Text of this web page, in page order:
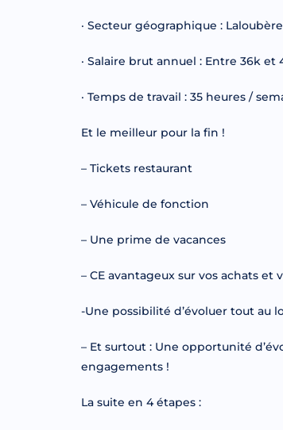
· Secteur géographique :
· Salaire brut annuel : Entre 36k
· Temps de travail : 35 heures /
Et le meilleur pour la fin !
– Tickets restaurant
– Véhicule de fonction
– Une prime de vacances
– CE avantageux sur vos achats et
-Une possibilité d’évoluer tout au
– Et surtout : Une opportunité
engagements !
La suite en 4 étapes :